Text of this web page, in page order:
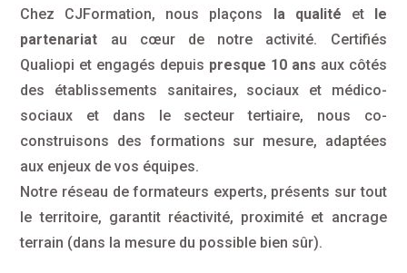
Chez CJFormation, nous plaçons la qualité et le
partenariat au cœur de notre activité. Certifiés
Qualiopi et engagés depuis presque 10 ans aux côtés
des établissements sanitaires, sociaux et médico-
sociaux et dans le secteur tertiaire, nous co-
construisons des formations sur mesure, adaptées
aux enjeux de vos équipes.
Notre réseau de formateurs experts, présents sur tout
le territoire, garantit réactivité, proximité et ancrage
terrain (dans la mesure du possible bien sûr).